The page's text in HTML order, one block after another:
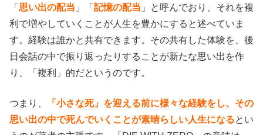
「 思い出の配当 」「 記憶の配当 」と呼んでおり、それを複
利で増やしていくことが人生を豊かにすると述べていま
す。経験は誰かと共有できます。その共有した体験を、後
日会話の中で振り返ったりすることが新たな思い出を作
り、「複利」的だというのです。
つまり、
「小さな死」を迎える前に様々な経験をし、その
思い出の中で死んでいくことが素晴らしい人生になるとい